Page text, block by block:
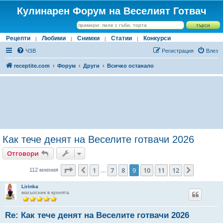
Кулинарен Форум на Веселият Готвач
Рецепти | Любими | Снимки | Статии | Конкурси
ЧЗВ Влез
Регистрация
receptite.com Форум Други Всичко останало
Как тече денят на Веселите готвачи 2026
Отговори
112 мнения Страница от 12
Предишна
1 7 8 9 10 11 12
Lirinka
магьосник в кухнята
Re: Как тече денят на Веселите готвачи 2026